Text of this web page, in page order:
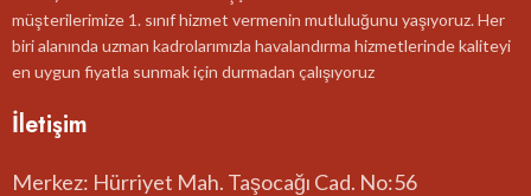
müşterilerimize 1. sınıf hizmet vermenin mutluluğunu yaşıyoruz. Her
biri alanında uzman kadrolarımızla havalandırma hizmetlerinde kaliteyi
en uygun fiyatla sunmak için durmadan çalışıyoruz
İletişim
Merkez: Hürriyet Mah. Taşocağı Cad. No:56